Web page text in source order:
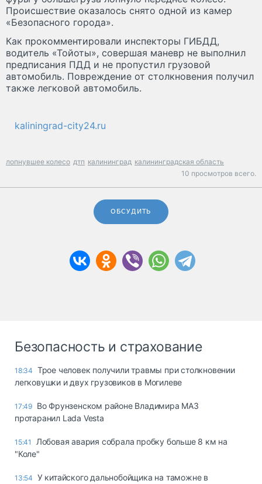
Происшествие оказалось снято одной из камер
«Безопасного города».
Как прокомментировали инспекторы ГИБДД,
водитель «Тойоты», совершая маневр не выполнил
предписания ПДД и не пропустил грузовой
автомобиль. Повреждение от столкновения получил
также легковой автомобиль.
kaliningrad-city24.ru
лопнувшее колесо дтп калининград калининградская область
10 просмотров всего.
ОБСУДИТЬ
Безопасность и страхование
18:34 Трое человек получили травмы при столкновении
легковушки и двух грузовиков в Могилеве
17:49 Во Фрунзенском районе Владимира МАЗ
протаранил Lada Vesta
15:41
Лобовая авария собрала пробку больше 8 км на
"Коле"
13:54 У китайского дальнобойщика на таможне в